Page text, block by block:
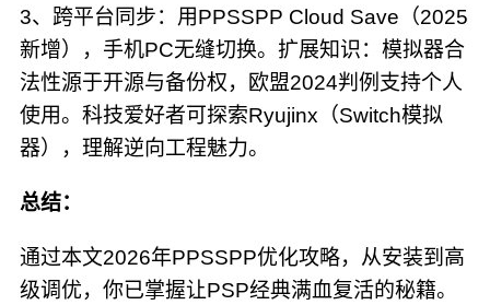
3、跨平台同步：用PPSSPP Cloud Save（2025
新增），手机PC无缝切换。扩展知识：模拟器合
法性源于开源与备份权，欧盟2024判例支持个人
使用。科技爱好者可探索Ryujinx（Switch模拟
器），理解逆向工程魅力。
总结：
通过本文2026年PPSSPP优化攻略，从安装到高
级调优，你已掌握让PSP经典满血复活的秘籍。